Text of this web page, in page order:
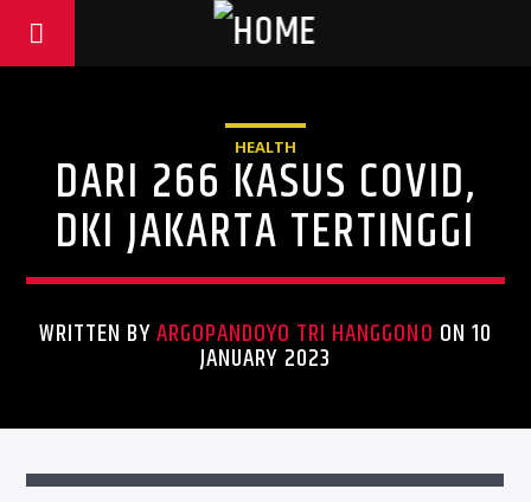
HEALTH
DARI 266 KASUS COVID,
DKI JAKARTA TERTINGGI
WRITTEN BYARGOPANDOYO TRI HANGGONO ON 10
JANUARY 2023